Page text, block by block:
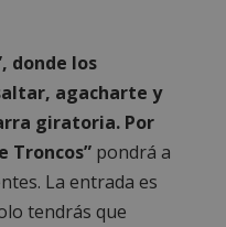
donde los
agacharte y
giratoria. Por
Troncos” pondrá a
La entrada es
tendrás que